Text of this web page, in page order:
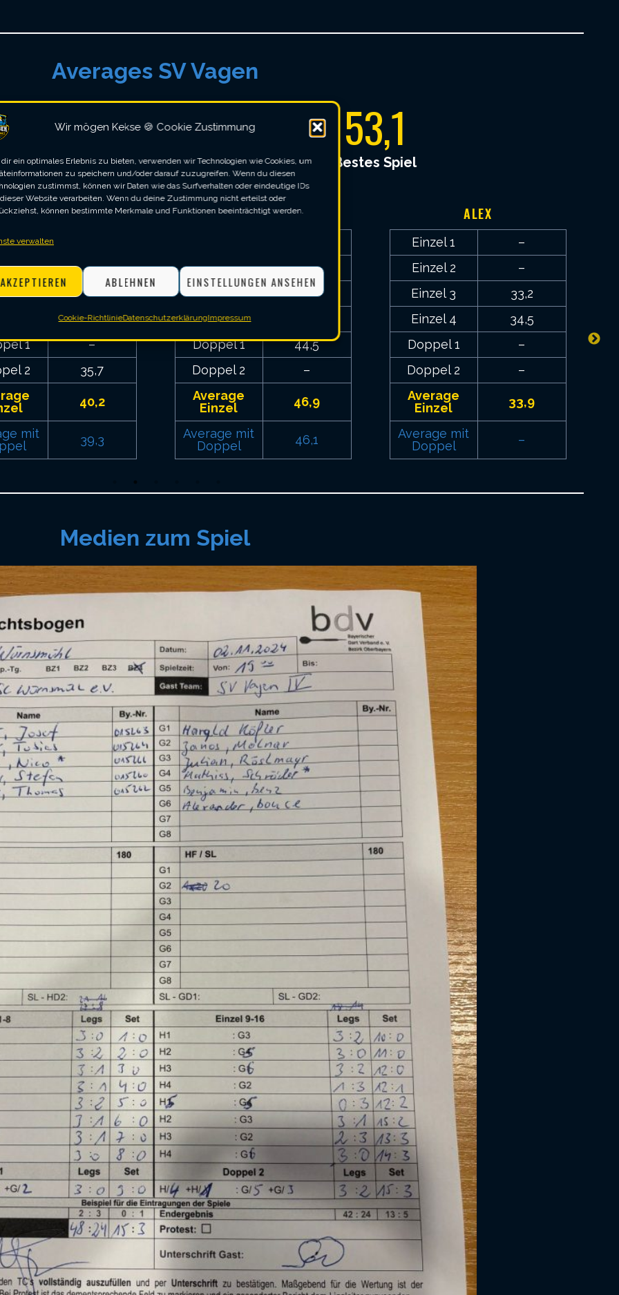
Wir mögen Kekse 🍪 Cookie Zustimmung
dir ein optimales Erlebnis zu bieten, verwenden wir Technologien wie Cookies, um
zu speichern und/oder darauf zuzugreifen. Wenn du diesen
zustimmst, können wir Daten wie das Surfverhalten oder eindeutige IDs
Website verarbeiten. Wenn du deine Zustimmung nicht erteilst oder
können bestimmte Merkmale und Funktionen beeinträchtigt werden.
verwalten
AKZEPTIEREN ABLEHNEN EINSTELLUNGEN ANSEHEN
Cookie-RichtlinieDatenschutzerklärungImpressum
Averages SV Vagen
1
53,1
Bestes Spiel
JULIAN
1
2
39,1
3
43,9
39,0
1
–
2
35,7
40,2
mit
39,3
HARI
Einzel 2
43,1
Einzel 3
–
Einzel 4
Doppel 1
44,5
Doppel 2
–
Average
Einzel
46,9
Average mit
Doppel
46,1
ALEX
Einzel 1
–
Einzel 2
–
Einzel 3
33,2
Einzel 4
34,5
Doppel 1
–
Doppel 2
–
Average
Einzel
33,9
Average mit
Doppel
–
Medien zum Spiel